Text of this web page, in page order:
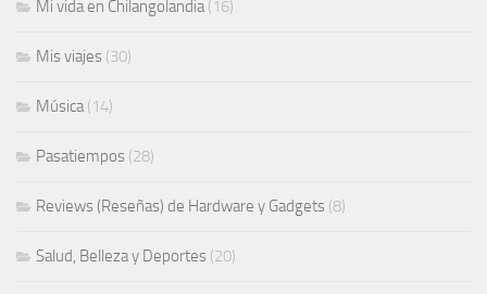
Mi vida en Chilangolandia(16)
Mis viajes (30)
Música(14)
Pasatiempos (28)
Reviews (Reseñas) de Hardware y Gadgets (8)
Salud, Belleza y Deportes (20)